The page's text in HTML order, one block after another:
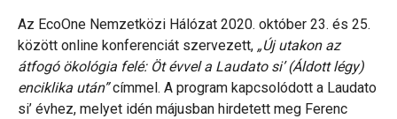
Az EcoOne Nemzetközi Hálózat 2020. október 23. és 25.
között online konferenciát szervezett, „Új utakon az
átfogó ökológia felé: Öt évvel a Laudato si’ (Áldott légy)
enciklika után”címmel. A program kapcsolódott a Laudato
si’ évhez, melyet idén májusban hirdetett meg Ferenc